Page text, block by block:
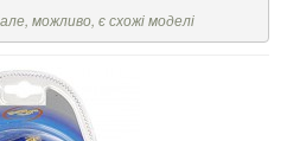
можливо, є схожі моделі